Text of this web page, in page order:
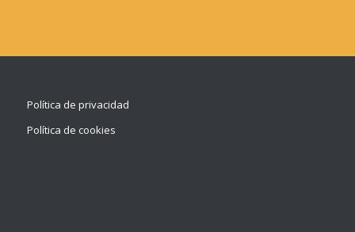
Política de privacidad
Política de cookies